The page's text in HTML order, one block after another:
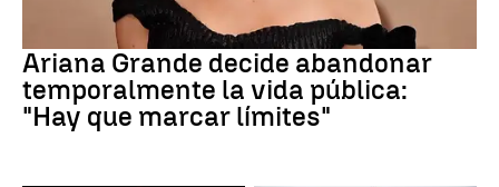
Ariana Grande decide abandonar
temporalmente la vida pública:
"Hay que marcar límites"